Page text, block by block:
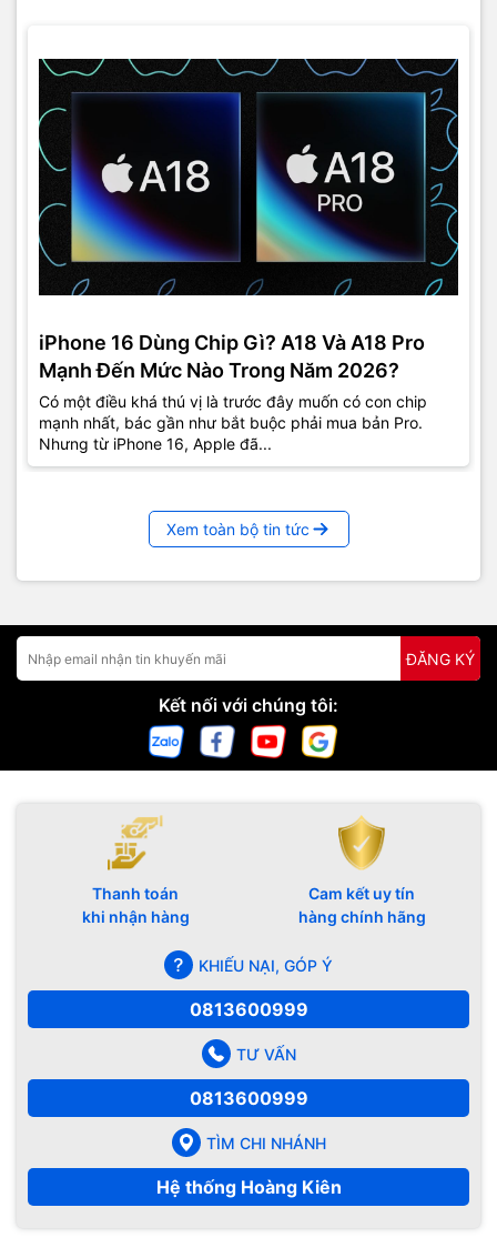
iPhone 16 Dùng Chip Gì? A18 Và A18 Pro
Mạnh Đến Mức Nào Trong Năm 2026?
Có một điều khá thú vị là trước đây muốn có con chip
mạnh nhất, bác gần như bắt buộc phải mua bản Pro.
Nhưng từ iPhone 16, Apple đã...
Xem toàn bộ tin tức
ĐĂNG KÝ
Kết nối với chúng tôi:
Thanh toán
khi nhận hàng
Cam kết uy tín
hàng chính hãng
KHIẾU NẠI, GÓP Ý
0813600999
TƯ VẤN
0813600999
TÌM CHI NHÁNH
Hệ thống Hoàng Kiên